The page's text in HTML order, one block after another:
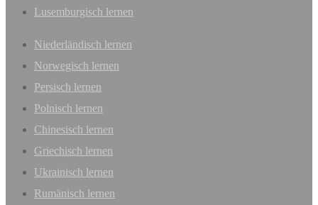
Lusemburgisch lernen
Niederländisch lernen
Norwegisch lernen
Persisch lernen
Polnisch lernen
Chinesisch lernen
Griechisch lernen
Ukrainisch lernen
Rumänisch lernen